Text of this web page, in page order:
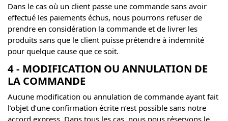
Dans le cas où un client passe une commande sans avoir
effectué les paiements échus, nous pourrons refuser de
prendre en considération la commande et de livrer les
produits sans que le client puisse prétendre à indemnité
pour quelque cause que ce soit.
4 - MODIFICATION OU ANNULATION DE
LA COMMANDE
Aucune modification ou annulation de commande ayant fait
l’objet d’une confirmation écrite n’est possible sans notre
accord express. Dans tous les cas, nous nous réservons le